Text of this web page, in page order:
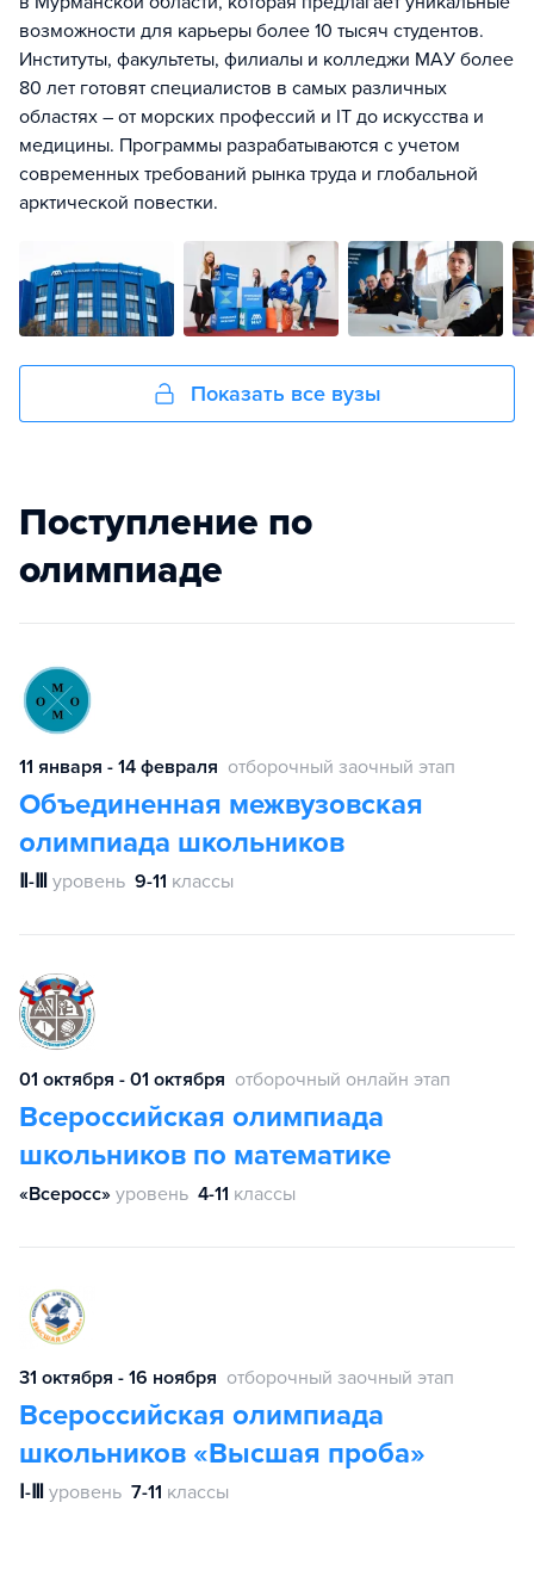
возможности для карьеры более 10 тысяч студентов.
Институты, факультеты, филиалы и колледжи МАУ более
80 лет готовят специалистов в самых различных
областях – от морских профессий и IT до искусства и
медицины. Программы разрабатываются с учетом
современных требований рынка труда и глобальной
арктической повестки.
Показать все вузы
Поступление по
олимпиаде
11 января - 14 февраля отборочный заочный этап
Объединенная межвузовская
олимпиада школьников
Ⅱ-Ⅲ уровень 9-11 классы
01 октября - 01 октября отборочный онлайн этап
Всероссийская олимпиада
школьников по математике
«Всеросс» уровень 4-11 классы
31 октября - 16 ноября отборочный заочный этап
Всероссийская олимпиада
школьников «Высшая проба»
Ⅰ-Ⅲ уровень 7-11 классы